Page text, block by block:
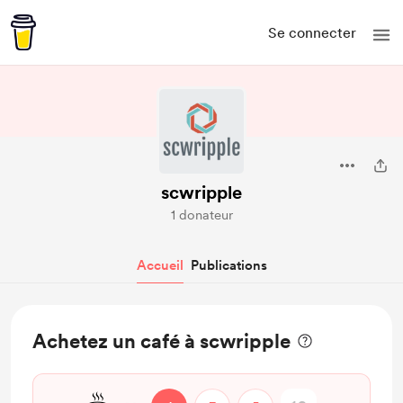
Se connecter
scwripple
1 donateur
Accueil Publications
Achetez un café à scwripple